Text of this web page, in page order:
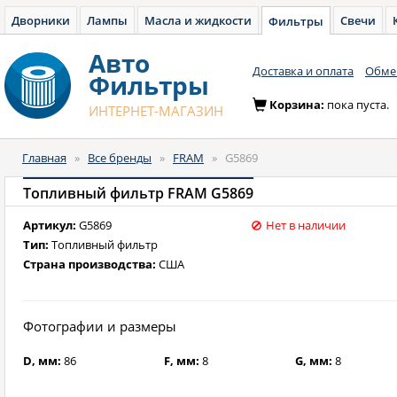
Дворники Лампы Масла и жидкости Фильтры Свечи
Авто
Фильтры
ИНТЕРНЕТ-МАГАЗИН
Доставка и оплата
Корзина: пока пуста.
Главная » Все бренды » FRAM » G5869
Топливный фильтр FRAM G5869
Артикул: G5869
Тип: Топливный фильтр
Страна производства: США
Нет в наличии
Фотографии и размеры
D, мм: 86 F, мм: 8 G, мм:8